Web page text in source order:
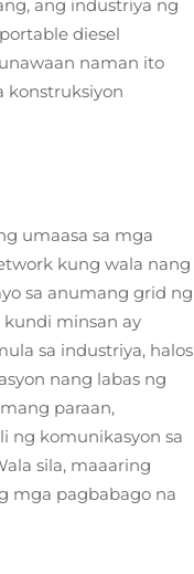
ang industriya ng
diesel
naman ito
konstruksiyon
umaasa sa mga
kung wala nang
sa anumang grid ng
minsan ay
sa industriya, halos
nang labas ng
paraan,
ng komunikasyon sa
sila, maaaring
mga pagbabago na